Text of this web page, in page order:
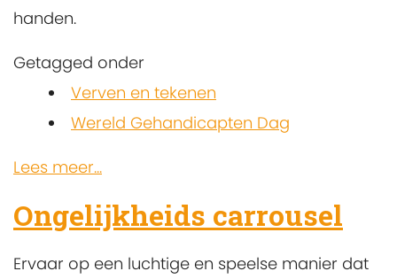
handen.
Getagged onder
Verven en tekenen
Wereld Gehandicapten Dag
Lees meer...
Ongelijkheids carrousel
Ervaar op een luchtige en speelse manier dat